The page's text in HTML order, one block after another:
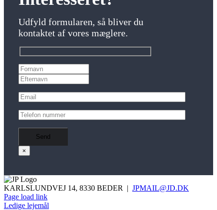
Udfyld formularen, så bliver du
kontaktet af vores mæglere.
×
KARLSLUNDVEJ 14, 8330 BEDER | JPMAIL@JD.DK
Page load link
Ledige lejemål